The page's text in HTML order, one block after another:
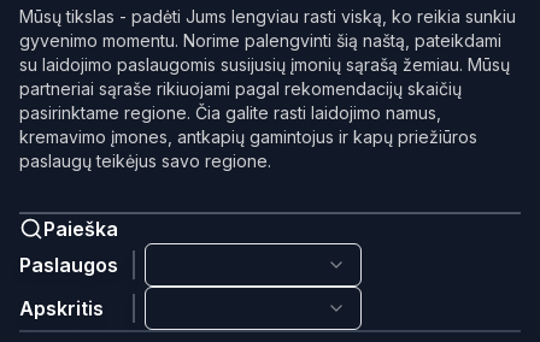
Mūsų tikslas - padėti Jums lengviau rasti viską, ko reikia sunkiu
gyvenimo momentu. Norime palengvinti šią naštą, pateikdami
su laidojimo paslaugomis susijusių įmonių sąrašą žemiau. Mūsų
partneriai sąraše rikiuojami pagal rekomendacijų skaičių
pasirinktame regione. Čia galite rasti laidojimo namus,
kremavimo įmones, antkapių gamintojus ir kapų priežiūros
paslaugų teikėjus savo regione.
Paieška
Paslaugos
Apskritis